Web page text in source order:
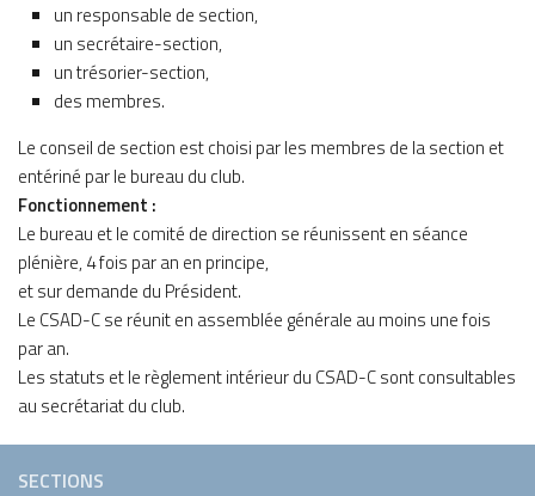
un responsable de section,
un secrétaire-section,
un trésorier-section,
des membres.
Le conseil de section est choisi par les membres de la section et
entériné par le bureau du club.
Fonctionnement :
Le bureau et le comité de direction se réunissent en séance
plénière, 4 fois par an en principe,
et sur demande du Président.
Le CSAD-C se réunit en assemblée générale au moins une fois
par an.
Les statuts et le règlement intérieur du CSAD-C sont consultables
au secrétariat du club.
SECTIONS